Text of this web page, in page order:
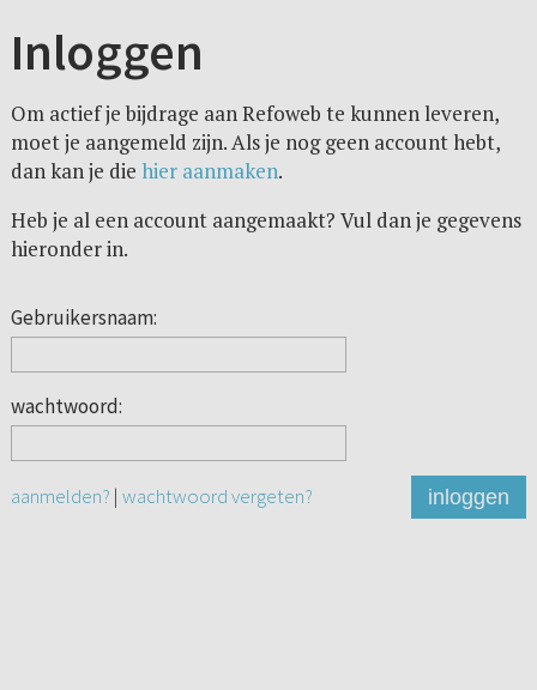
Inloggen
Om actief je bijdrage aan Refoweb te kunnen leveren,
moet je aangemeld zijn. Als je nog geen account hebt,
dan kan je die hier aanmaken.
Heb je al een account aangemaakt? Vul dan je gegevens
hieronder in.
Gebruikersnaam:
wachtwoord:
aanmelden? | wachtwoord vergeten? inloggen